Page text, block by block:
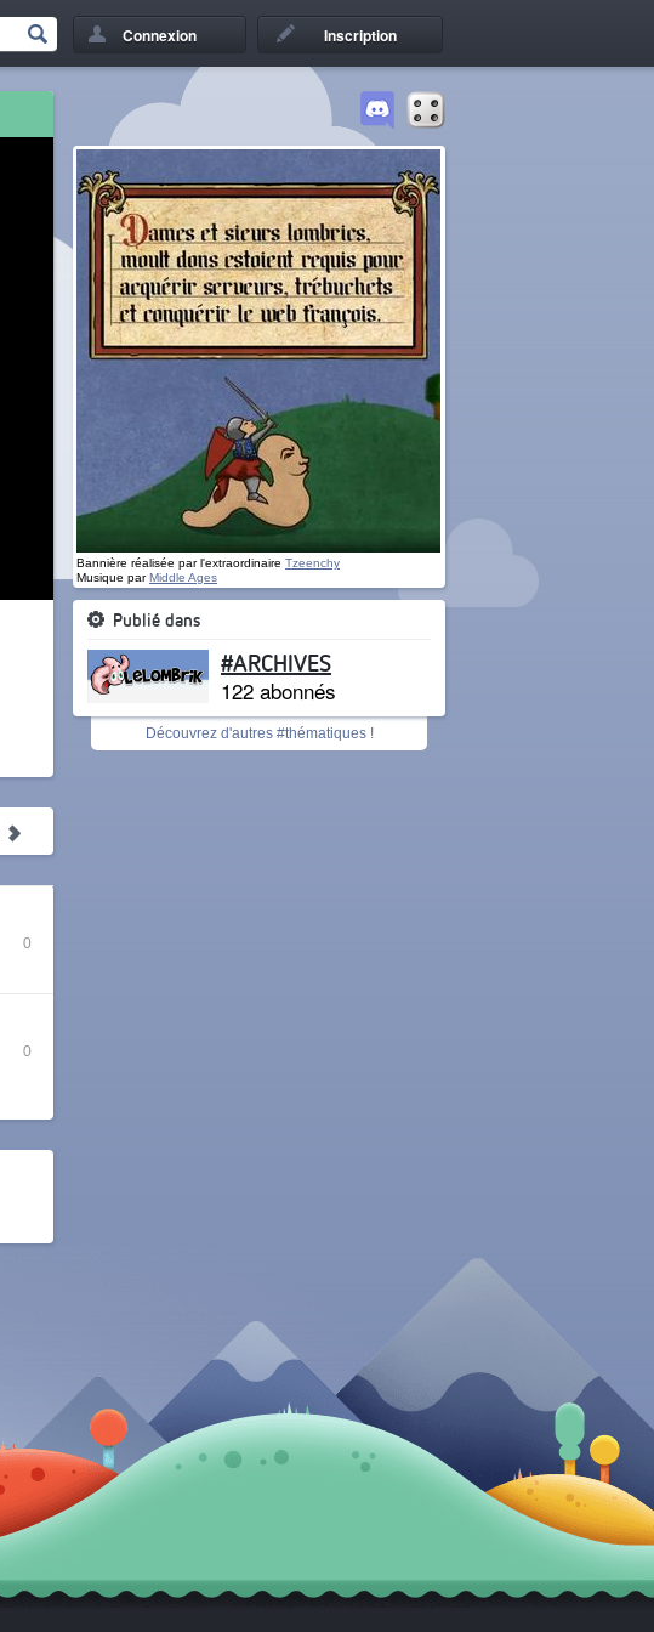
Connexion Inscription
0
0
Bannière réalisée par l'extraordinaire Tzeenchy
Musique parMiddle Ages
Publié dans
#ARCHIVES
122 abonnés
Découvrez d'autres #thématiques !